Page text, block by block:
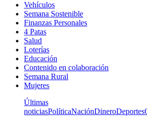
Vehículos
Semana Sostenible
Finanzas Personales
4 Patas
Salud
Loterías
Educación
Contenido en colaboración
Semana Rural
Mujeres
Últimas
noticiasPolíticaNaciónDineroDeportes